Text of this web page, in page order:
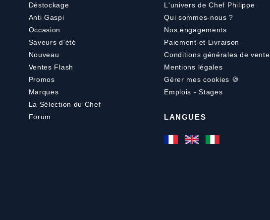
Déstockage
Anti Gaspi
Occasion
Saveurs d'été
Nouveau
Ventes Flash
Promos
Marques
La Sélection du Chef
Forum
L'univers de Chef Philippe
Qui sommes-nous ?
Nos engagements
Paiement et Livraison
Conditions générales de vente
Mentions légales
Gérer mes cookies 🍪
Emplois - Stages
LANGUES